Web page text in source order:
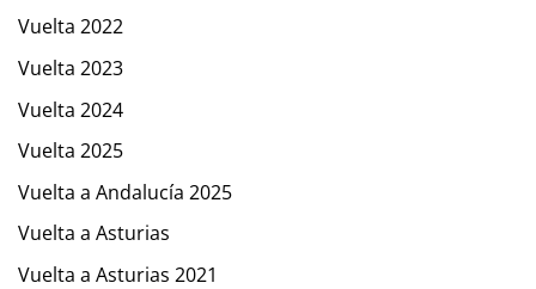
Vuelta 2022
Vuelta 2023
Vuelta 2024
Vuelta 2025
Vuelta a Andalucía 2025
Vuelta a Asturias
Vuelta a Asturias 2021